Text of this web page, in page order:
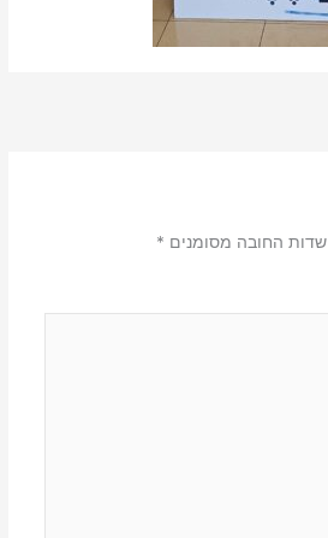
שדות החובה מסומנים *